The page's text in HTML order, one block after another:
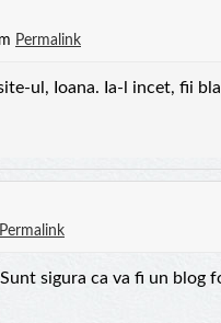
Permalink
ul, Ioana. Ia-l incet, fii
Permalink
sigura ca va fi un blog